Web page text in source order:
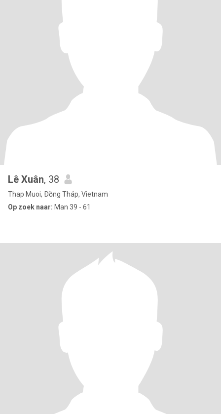
Lê Xuân, 38
Thap Muoi, Ðồng Tháp, Vietnam
Op zoek naar: Man 39 - 61